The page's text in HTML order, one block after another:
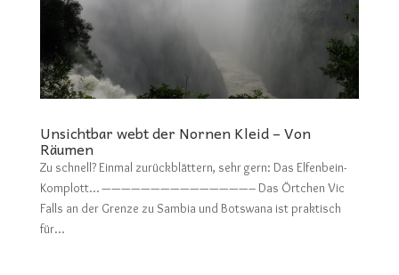
Unsichtbar webt der Nornen Kleid – Von
Räumen
Zu schnell? Einmal zurückblättern, sehr gern: Das Elfenbein-
Komplott… ———————————————– Das Örtchen Vic
Falls an der Grenze zu Sambia und Botswana ist praktisch
für...